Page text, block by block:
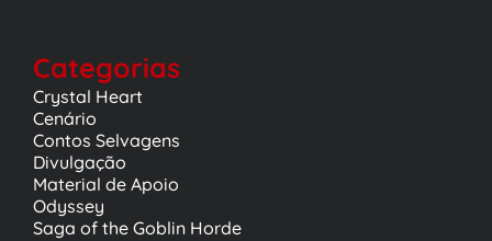
Categorias
Crystal Heart
Cenário
Contos Selvagens
Divulgação
Material de Apoio
Odyssey
Saga of the Goblin Horde